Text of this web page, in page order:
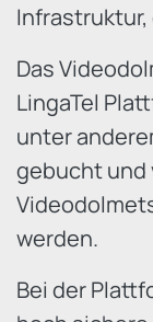
Das
LingaTel
unter
gebucht und
werden.
Bei der